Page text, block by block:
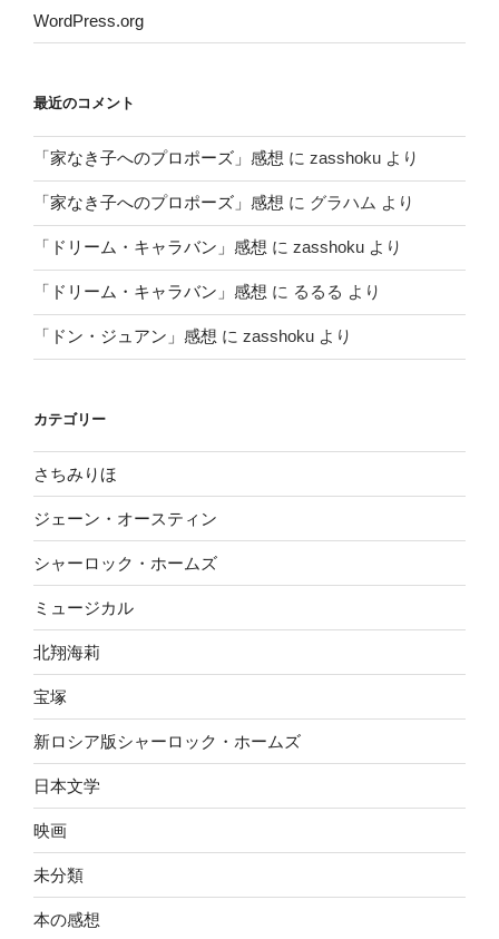
WordPress.org
最近のコメント
「家なき子へのプロポーズ」感想 に zasshoku より
「家なき子へのプロポーズ」感想 に グラハム より
「ドリーム・キャラバン」感想 に zasshoku より
「ドリーム・キャラバン」感想 に るるる より
「ドン・ジュアン」感想 に zasshoku より
カテゴリー
さちみりほ
ジェーン・オースティン
シャーロック・ホームズ
ミュージカル
北翔海莉
宝塚
新ロシア版シャーロック・ホームズ
日本文学
映画
未分類
本の感想